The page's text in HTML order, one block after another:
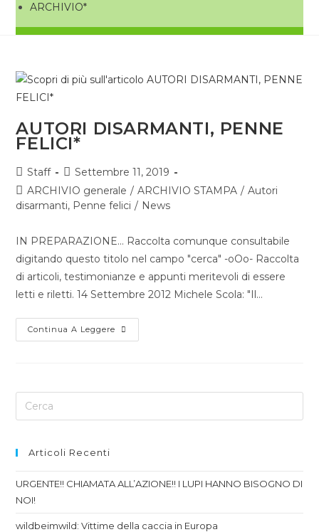
ARCHIVIO*
AUTORI DISARMANTI, PENNE
FELICI*
Staff
Settembre 11, 2019
ARCHIVIO generale / ARCHIVIO STAMPA / Autori
disarmanti, Penne felici / News
IN PREPARAZIONE... Raccolta comunque consultabile
digitando questo titolo nel campo "cerca" -oOo- Raccolta
di articoli, testimonianze e appunti meritevoli di essere
letti e riletti. 14 Settembre 2012 Michele Scola: "Il…
Continua A Leggere
Articoli Recenti
URGENTE!! CHIAMATA ALL’AZIONE!! I LUPI HANNO BISOGNO DI
NOI!
wildbeimwild: Vittime della caccia in Europa